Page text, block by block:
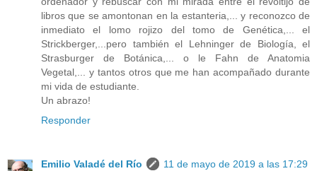
libros que se amontonan en la estanteria,... y reconozco de
inmediato el lomo rojizo del tomo de Genética,... el
Strickberger,...pero también el Lehninger de Biología, el
Strasburger de Botánica,... o le Fahn de Anatomia
Vegetal,... y tantos otros que me han acompañado durante
mi vida de estudiante.
Un abrazo!
Responder
Emilio Valadé del Río
11 de mayo de 2019 a las 17:29